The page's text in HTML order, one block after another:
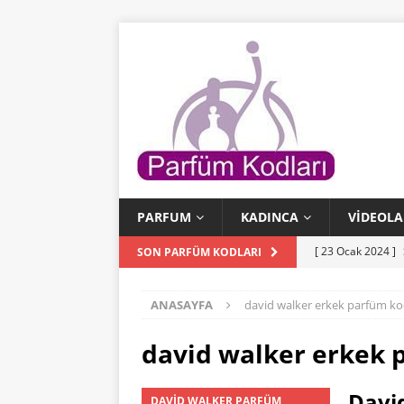
PARFUM KADINCA
SON PARFÜM KODLARI [ 23 Ocak 2024 ]
[ 22 Ocak 2024 ]
PARFÜM KODLARI
[ 31 Temmuz
ANASAYFA david walker erkek parfüm
david walker erkek
DAVID WALKER PARFÜM